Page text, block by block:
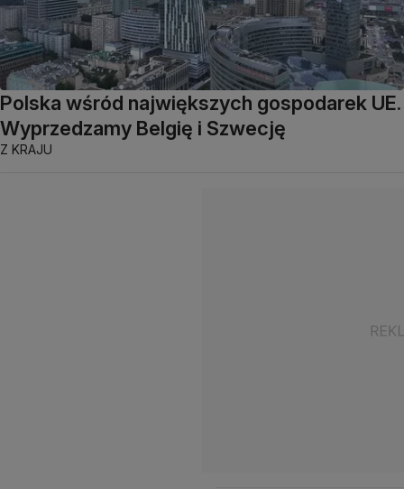
Polska wśród największych gospodarek UE.
Wyprzedzamy Belgię i Szwecję
Z KRAJU